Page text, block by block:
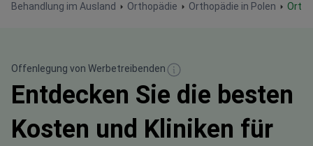
Behandlung im Ausland Orthopädie Orthopädie in Polen
Offenlegung von Werbetreibenden
Entdecken Sie die besten
Kosten und Kliniken für